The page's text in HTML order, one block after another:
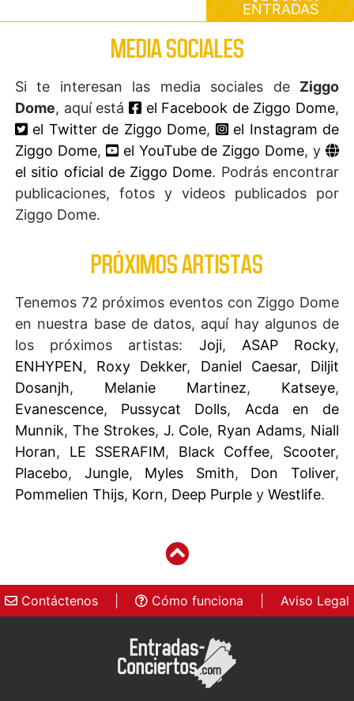
ENTRADAS
MEDIA SOCIALES
Si te interesan las media sociales de Ziggo
Dome, aquí está el Facebook de Ziggo Dome,
el Twitter de Ziggo Dome,
el Instagram de
Ziggo Dome, el YouTube de Ziggo Dome, y
el sitio oficial de Ziggo Dome. Podrás encontrar
publicaciones, fotos y videos publicados por
Ziggo Dome.
PRÓXIMOS ARTISTAS
Tenemos 72 próximos eventos con Ziggo Dome
en nuestra base de datos, aquí hay algunos de
los próximos artistas: Joji, ASAP Rocky,
ENHYPEN, Roxy Dekker, Daniel Caesar, Diljit
Dosanjh, Melanie Martinez, Katseye,
Evanescence, Pussycat Dolls, Acda en de
Munnik, The Strokes, J. Cole, Ryan Adams, Niall
Horan, LE SSERAFIM, Black Coffee, Scooter,
Placebo, Jungle, Myles Smith, Don Toliver,
Pommelien Thijs, Korn, Deep Purple y Westlife.
Contáctenos Cómo funciona Aviso Legal